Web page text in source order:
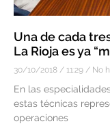
Una de cada
La Rioja es ya
30/10/2018 11:29 No
En las
estas técnicas
operaciones